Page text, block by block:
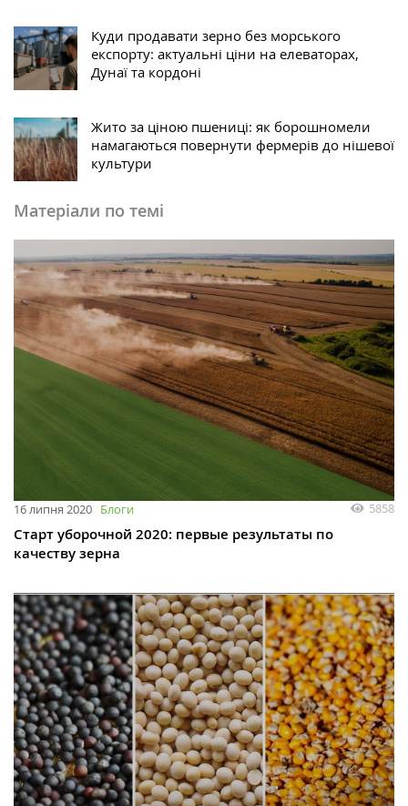
Куди продавати зерно без морського
експорту: актуальні ціни на елеваторах,
Дунаї та кордоні
Жито за ціною пшениці: як борошномели
намагаються повернути фермерів до нішевої
культури
Матеріали по темі
16 липня 2020 Блоги 5858
Старт уборочной 2020: первые результаты по
качеству зерна